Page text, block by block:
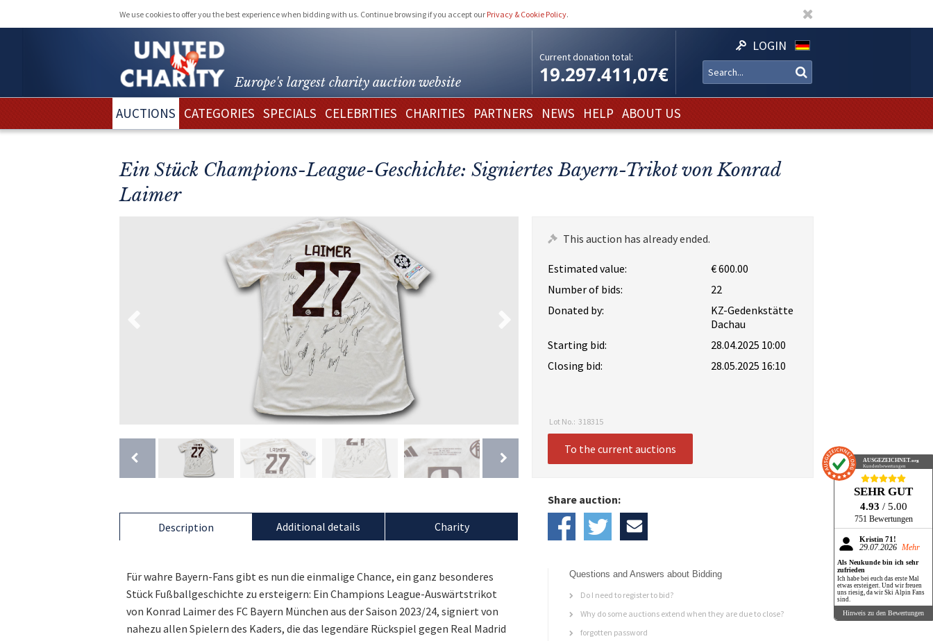
We use cookies to offer you the best experience when bidding with us. Continue browsing if you accept our Privacy & Cookie Policy.
Europe's largest charity auction website
Current donation total:
19.297.411,07€
LOGIN
AUCTIONS CATEGORIES SPECIALS CELEBRITIES CHARITIES PARTNERS NEWS HELP ABOUT US
Ein Stück Champions-League-Geschichte: Signiertes Bayern-Trikot von Konrad
Laimer
This auction has already ended.
Estimated value:
€ 600.00
Number of bids:
22
Donated by:
KZ-Gedenkstätte
Dachau
Starting bid:
28.04.2025 10:00
Closing bid:
28.05.2025 16:10
Lot No.: 318315
To the current auctions
Description
Für wahre Bayern-Fans gibt es nun die einmalige Chance, ein ganz besonderes
Stück Fußballgeschichte zu ersteigern: Ein Champions League-Auswärtstrikot
von Konrad Laimer des FC Bayern München aus der Saison 2023/24, signiert von
nahezu allen Spielern des Kaders, die das legendäre Rückspiel gegen Real Madrid
Additional details Charity
Share auction:
Questions and Answers about Bidding
Do I need to register to bid?
Why do some auctions extend when they are due to close?
forgotten password
AUSGEZEICHNET.org
Kundenbewertungen
SEHR GUT
4.93 / 5.00
751 Bewertungen
Kristin 71!
29.07.2026 Mehr
Als Neukunde bin ich sehr
zufrieden
Ich habe bei euch das erste Mal
etwas ersteigert. Und wir freuen
uns riesig, da wir Ski Alpin Fans
sind.
Hinweis zu den Bewertungen